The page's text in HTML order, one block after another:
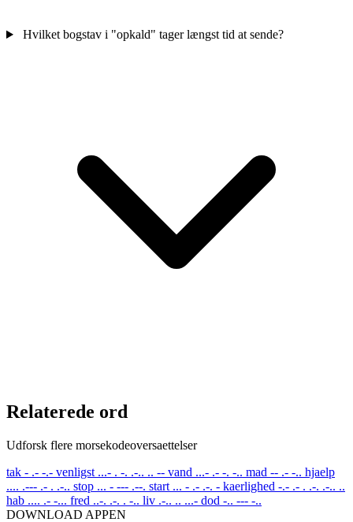
Hvilket bogstav i "opkald" tager længst tid at sende?
Relaterede ord
Udforsk flere morsekodeoversaettelser
tak - .- -.- venligst ...- . -. .-.. .. -- vand ...- .- -. -.. mad -- .- -.. hjaelp
.... .--- .- . .-.. stop ... - --- .--. start ... - .- .-. - kaerlighed -.- .- . .-. .-.. ..
hab .... .- -... fred ..-. .-. . -.. liv .-.. .. ...- dod -.. --- -..
DOWNLOAD APPEN